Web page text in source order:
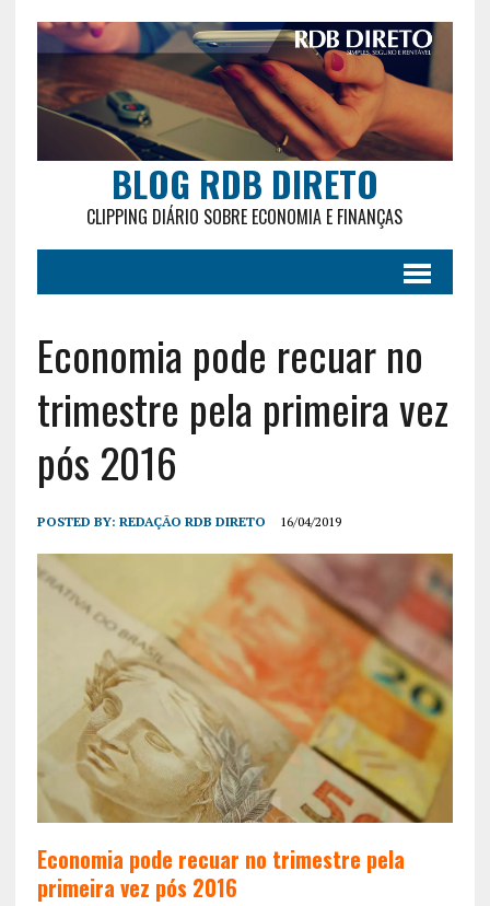
BLOG RDB DIRETO
CLIPPING DIÁRIO SOBRE ECONOMIA E FINANÇAS
Economia pode recuar no
trimestre pela primeira vez
pós 2016
POSTED BY: REDAÇÃO RDB DIRETO 16/04/2019
Economia pode recuar no trimestre pela
primeira vez pós 2016